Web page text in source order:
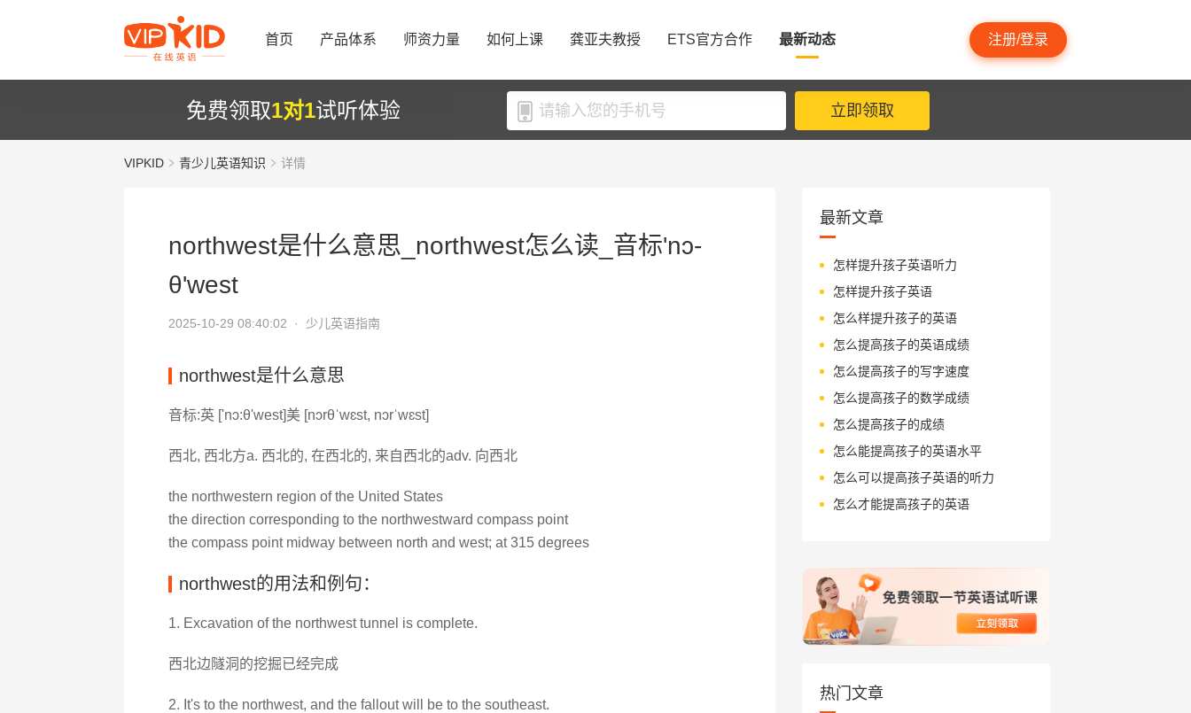
首页 产品体系 师资力量 如何上课 龚亚夫教授 ETS官方合作 最新动态 注册/登录
免费领取1对1试听体验 立即领取
VIPKID 青少儿英语知识 详情
northwest是什么意思_northwest怎么读_音标'nɔ-
θ'west
2025-10-29 08:40:02 · 少儿英语指南
northwest是什么意思
音标:英 ['nɔ:θ'west]美 [nɔrθˈwɛst, nɔrˈwɛst]
西北, 西北方a. 西北的, 在西北的, 来自西北的adv. 向西北
the northwestern region of the United States
the direction corresponding to the northwestward compass point
the compass point midway between north and west; at 315 degrees
northwest的用法和例句：
1. Excavation of the northwest tunnel is complete.
西北边隧洞的挖掘已经完成
2. It's to the northwest, and the fallout will be to the southeast.
最新文章
怎样提升孩子英语听力
怎样提升孩子英语
怎么样提升孩子的英语
怎么提高孩子的英语成绩
怎么提高孩子的写字速度
怎么提高孩子的数学成绩
怎么提高孩子的成绩
怎么能提高孩子的英语水平
怎么可以提高孩子英语的听力
怎么才能提高孩子的英语
热门文章